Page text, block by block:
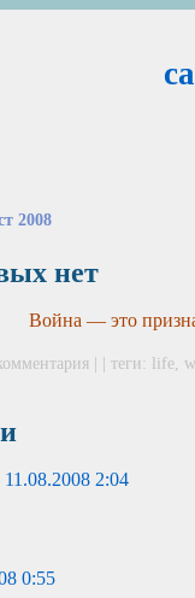
2008
нет
Война — это
| | теги: life ,
11.08.2008 2:04
0:55